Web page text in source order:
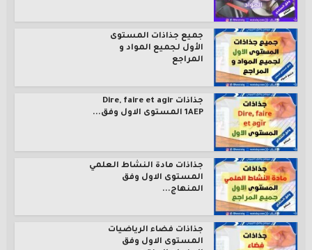
جميع جذاذات المستوى
الأول لجميع المواد و
المراجع
جذاذات Dire, faire et agir
1AEP المستوى الاول وفق...
جذاذات مادة النشاط العلمي
المستوى الاول وفق
المنهاج...
جذاذات فضاء الرياضيات
المستوى الاول وفق